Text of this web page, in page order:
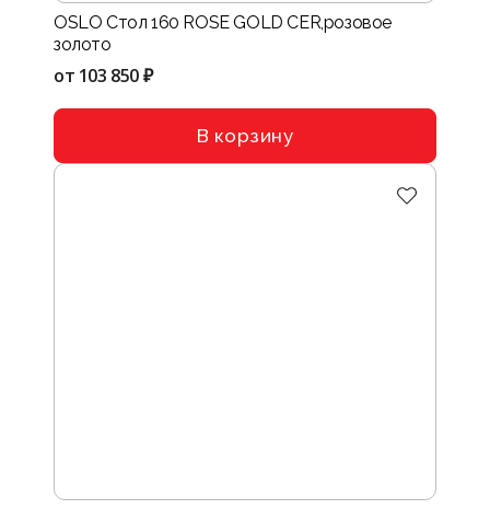
OSLO Стол 160 ROSE GOLD CER,розовое
золото
от 103 850 ₽
В корзину